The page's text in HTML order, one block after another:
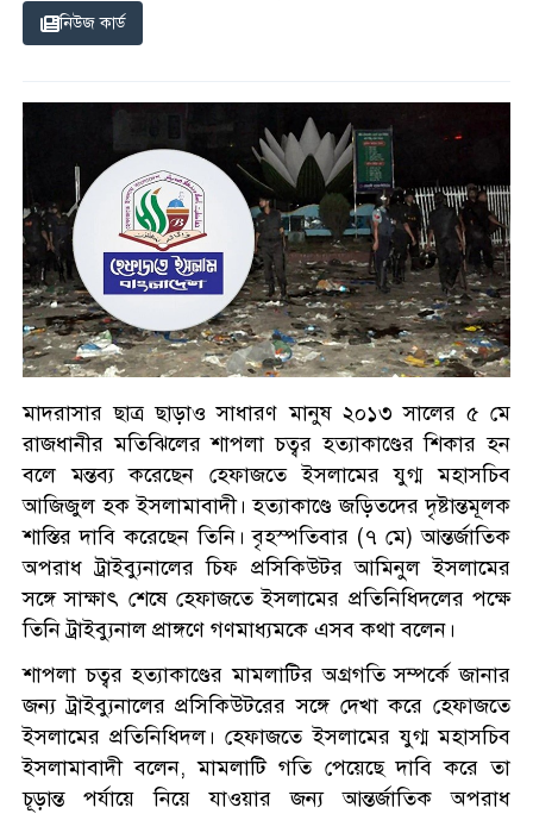
নিউজ কার্ড
মাদরাসার ছাত্র ছাড়াও সাধারণ মানুষ ২০১৩ সালের ৫ মে
রাজধানীর মতিঝিলের শাপলা চত্বর হত্যাকাণ্ডের শিকার হন
বলে মন্তব্য করেছেন হেফাজতে ইসলামের যুগ্ম মহাসচিব
আজিজুল হক ইসলামাবাদী। হত্যাকাণ্ডে জড়িতদের দৃষ্টান্তমূলক
শাস্তির দাবি করেছেন তিনি। বৃহস্পতিবার (৭ মে) আন্তর্জাতিক
অপরাধ ট্রাইব্যুনালের চিফ প্রসিকিউটর আমিনুল ইসলামের
সঙ্গে সাক্ষাৎ শেষে হেফাজতে ইসলামের প্রতিনিধিদলের পক্ষে
তিনি ট্রাইব্যুনাল প্রাঙ্গণে গণমাধ্যমকে এসব কথা বলেন।
শাপলা চত্বর হত্যাকাণ্ডের মামলাটির অগ্রগতি সম্পর্কে জানার
জন্য ট্রাইব্যুনালের প্রসিকিউটরের সঙ্গে দেখা করে হেফাজতে
ইসলামের প্রতিনিধিদল। হেফাজতে ইসলামের যুগ্ম মহাসচিব
ইসলামাবাদী বলেন, মামলাটি গতি পেয়েছে দাবি করে তা
চূড়ান্ত পর্যায়ে নিয়ে যাওয়ার জন্য আন্তর্জাতিক অপরাধ